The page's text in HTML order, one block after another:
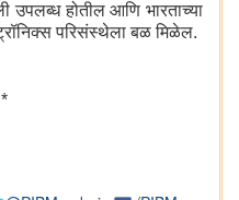
उपलब्ध होतील आणि भारताच्या
परिसंस्थेला बळ मिळेल.